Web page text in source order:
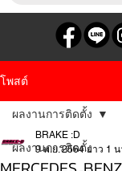
โพสต์
ผลงานการติดตั้ง
ผลงานการติดตั้ง
BRAKE :D
9 พ.ย. 2564 ยาว 1